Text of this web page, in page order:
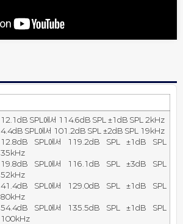
12.1dB SPL에서 114.6dB SPL ±1dB SPL 2kHz
4.4dB SPL에서 101.2dB SPL ±2dB SPL 19kHz
12.8dB SPL에서 119.2dB SPL ±1dB SPL
35kHz
19.8dB SPL에서 116.1dB SPL ±3dB SPL
52kHz
41.4dB SPL에서 129.0dB SPL ±1dB SPL
80kHz
54.4dB SPL에서 135.5dB SPL ±1dB SPL
100kHz